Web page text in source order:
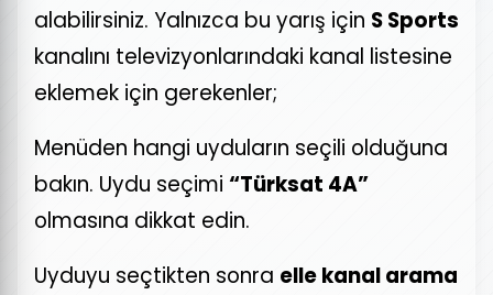
alabilirsiniz. Yalnızca bu yarış için S Sports
kanalını televizyonlarındaki kanal listesine
eklemek için gerekenler;
Menüden hangi uyduların seçili olduğuna
bakın. Uydu seçimi “Türksat 4A”
olmasına dikkat edin.
Uyduyu seçtikten sonra elle kanal arama